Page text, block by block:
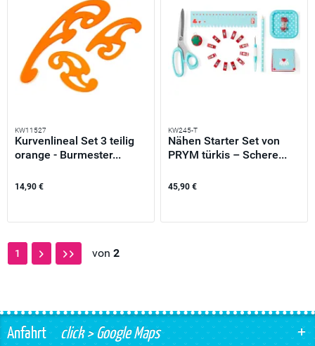
KW11527
Kurvenlineal Set 3 teilig
orange - Burmester...
14,90 €
KW245-T
Nähen Starter Set von
PRYM türkis – Schere...
45,90 €
1 von 2
Anfahrtclick > Google Maps